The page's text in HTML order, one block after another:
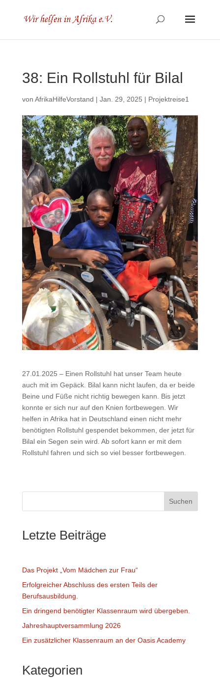
38: Ein Rollstuhl für Bilal
von AfrikaHilfeVorstand | Jan. 29, 2025 | Projektreise1
27.01.2025 – Einen Rollstuhl hat unser Team heute
auch mit im Gepäck. Bilal kann nicht laufen, da er beide
Beine und Füße nicht richtig bewegen kann. Bis jetzt
konnte er sich nur auf den Knien fortbewegen. Wir
helfen in Afrika hat in Deutschland einen nicht mehr
benötigten Rollstuhl gespendet bekommen, der jetzt für
Bilal ein Segen sein wird. Ab sofort kann er mit dem
Rollstuhl fahren und sich so viel besser fortbewegen.
Suchen
Letzte Beiträge
Das Projekt „Vom Mädchen zur Frau“
Erfolgreicher Abschluss des ersten Teils der
Berufsausbildung.
Ein dringend benötigter Klassenraum wird übergeben.
Jahreshauptversammlung 2026
Ein zusätzlicher Klassenraum an der Oasis Academy
Kategorien